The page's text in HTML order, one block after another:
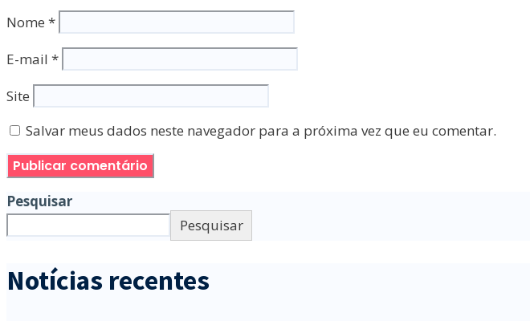
Nome *
E-mail *
Site
Salvar meus dados neste navegador para a próxima vez que eu comentar.
Pesquisar
Pesquisar
Notícias recentes